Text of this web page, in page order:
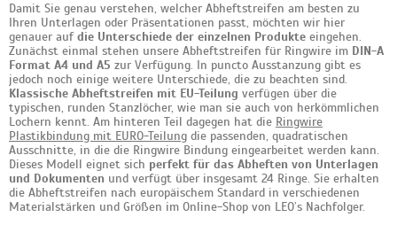
Damit Sie genau verstehen, welcher Abheftstreifen am besten zu
Ihren Unterlagen oder Präsentationen passt, möchten wir hier
genauer aufdie Unterschiede der einzelnen Produkte eingehen.
Zunächst einmal stehen unsere Abheftstreifen für Ringwire im DIN-A
Format A4 und A5 zur Verfügung. In puncto Ausstanzung gibt es
jedoch noch einige weitere Unterschiede, die zu beachten sind.
Klassische Abheftstreifen mit EU-Teilung verfügen über die
typischen, runden Stanzlöcher, wie man sie auch von herkömmlichen
Lochern kennt. Am hinteren Teil dagegen hat die Ringwire
Plastikbindung mit EURO-Teilung die passenden, quadratischen
Ausschnitte, in die die Ringwire Bindung eingearbeitet werden kann.
Dieses Modell eignet sich perfekt für das Abheften von Unterlagen
und Dokumenten und verfügt über insgesamt 24 Ringe. Sie erhalten
die Abheftstreifen nach europäischem Standard in verschiedenen
Materialstärken und Größen im Online-Shop von LEO’s Nachfolger.